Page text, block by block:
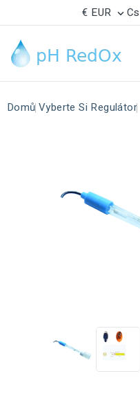
€ EUR  Cs
Domů Vyberte Si Regulátor